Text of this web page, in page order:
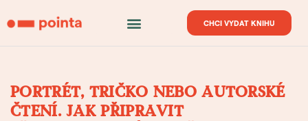
CHCI VYDAT KNIHU
PORTRÉT, TRIČKO NEBO AUTORSKÉ
ČTENÍ. JAK PŘIPRAVIT